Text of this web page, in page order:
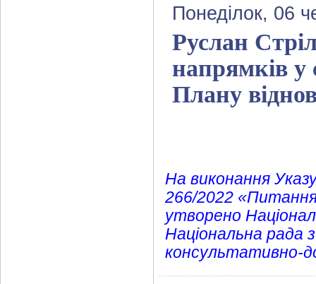
Понеділок, 06
Руслан
напрямків у
Плану
На виконання
266/2022 «Питання
утворено
Національна рада з
консультативно-